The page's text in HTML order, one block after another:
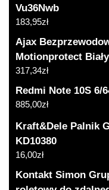
Vu36Nwb
183,95zł
Ajax
Motionprotect
317,34zł
Redmi Note 10S 6/
885,00zł
Kraft&Dele Palnik
KD10380
16,00zł
Kontakt Simon